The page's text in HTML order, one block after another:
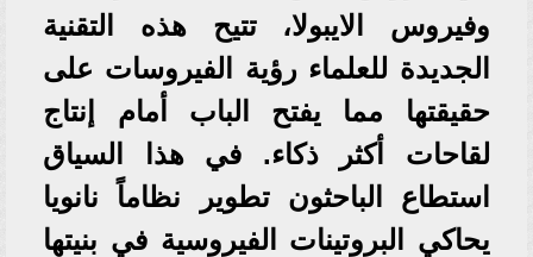
وفيروس الايبولا، تتيح هذه التقنية
الجديدة للعلماء رؤية الفيروسات على
حقيقتها مما يفتح الباب أمام إنتاج
لقاحات أكثر ذكاء. في هذا السياق
استطاع الباحثون تطوير نظاماً نانويا
يحاكي البروتينات الفيروسية في بنيتها